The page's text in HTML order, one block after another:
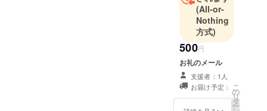
あらんかぎ
りのコメ
ディが、
ここから飛
び立つの
だ！
(All-or-
Nothing
方式)
500円
お礼のメール
支援者：1人
お届け予定： こ
の
リ
タ
ー